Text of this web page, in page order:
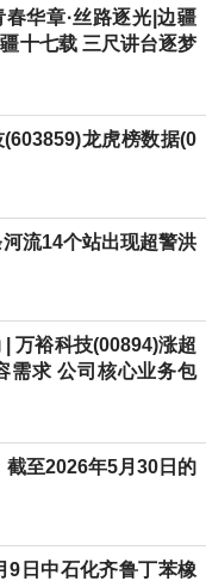
华章·丝路逐光|边疆
十七载 三尺讲台逐梦
龙虎榜数据(0
流14个站出现超警洪
万裕科技(00894)涨超
需求 公司核心业务包
至2026年5月30日的
9日中石化齐鲁丁苯橡